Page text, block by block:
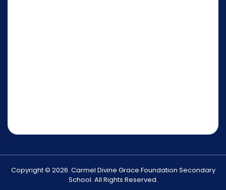
Copyright © 2026. Carmel Divine Grace Foundation Secondary
School. All Rights Reserved.